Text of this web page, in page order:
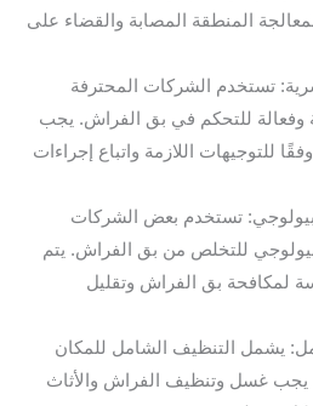
المنطقة المصابة والقضاء على
تستخدم الشركات المحترفة
للتحكم في بق الفراش. يجب
للتوجيهات اللازمة واتباع إجراءات
تستخدم بعض الشركات
للتخلص من بق الفراش. يتم
لمكافحة بق الفراش وتقليل
يشمل التنظيف الشامل للمكان
يجب غسل وتنظيف الفراش والأثاث